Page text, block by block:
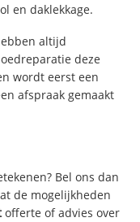
en daklekkage.
altijd
deze
wordt eerst een
afspraak gemaakt
Bel ons dan
de mogelijkheden
offerte of advies over